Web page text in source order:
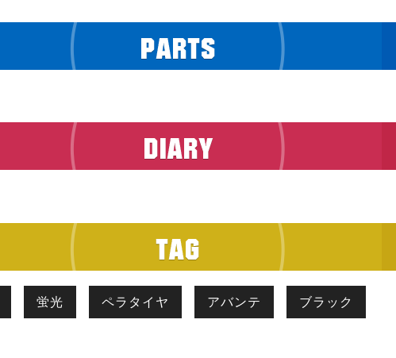
蛍光 ペラタイヤ アバンテ ブラック